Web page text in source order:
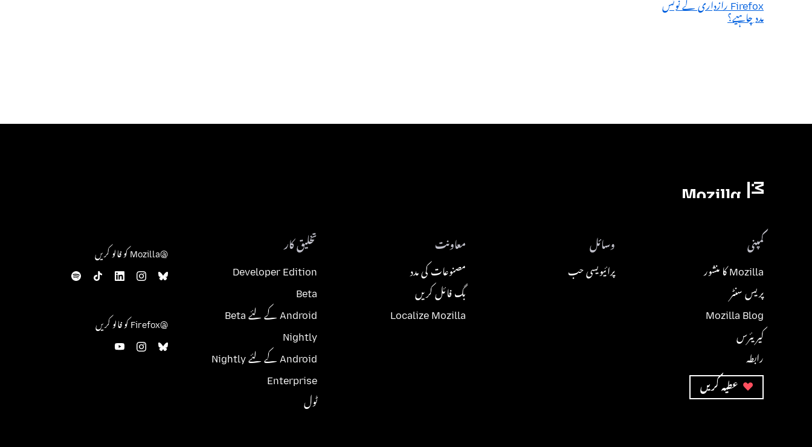
Firefox رازداری کے نوٹس
مدد چاہیے؟
کمپنی
Mozilla کا منشور
پریس سنٹر
Mozilla Blog
کیریئرس
رابطہ
عطیہ کریں
وسائل
پرائیویسی حب
معاونت
مصنوعات کی مدد
بگ فائل کریں
Localize Mozilla
تخلیق کار
Developer Edition
Beta
Android کے لئے Beta
Nightly
Android کے لئے Nightly
Enterprise
ٹول
@Mozilla کو فالو کریں
@Firefox کو فالو کریں